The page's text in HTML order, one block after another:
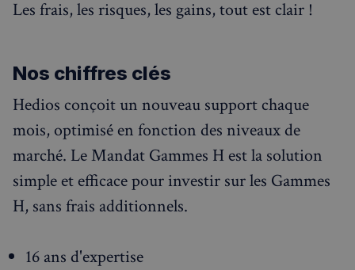
Les frais, les risques, les gains, tout est clair !
Nos chiffres clés
Hedios conçoit un nouveau support chaque
mois, optimisé en fonction des niveaux de
marché. Le Mandat Gammes H est la solution
simple et efficace pour investir sur les Gammes
H, sans frais additionnels.
16 ans d'expertise